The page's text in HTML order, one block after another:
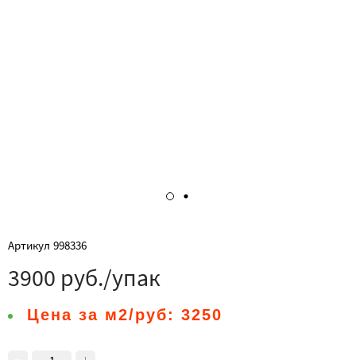
Артикул 998336
3900 руб./упак
Цена за м2/руб: 3250